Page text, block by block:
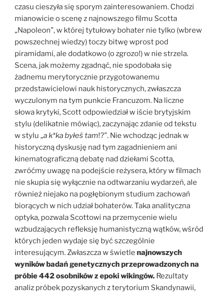
czasu cieszyła się sporym zainteresowaniem. Chodzi
mianowicie o scenę z najnowszego filmu Scotta
„Napoleon”, w której tytułowy bohater nie tylko (wbrew
powszechnej wiedzy) toczy bitwę wprost pod
piramidami, ale dodatkowo (o zgrozo!) w nie strzela.
Scena, jak możemy zgadnąć, nie spodobała się
żadnemu merytorycznie przygotowanemu
przedstawicielowi nauk historycznych, zwłaszcza
wyczulonym na tym punkcie Francuzom. Na liczne
słowa krytyki, Scott odpowiedział w iście brytyjskim
stylu (delikatnie mówiąc), zaczynając zdanie od tekstu
w stylu „a k*ka byłeś tam!?”. Nie wchodząc jednak w
historyczną dyskusję nad tym zagadnieniem ani
kinematograficzną debatę nad dziełami Scotta,
zwróćmy uwagę na podejście reżysera, który w filmach
nie skupia się wyłącznie na odtwarzaniu wydarzeń, ale
również niejako na pogłębionym studium zachowań
biorących w nich udział bohaterów. Taka analityczna
optyka, pozwala Scottowi na przemycenie wielu
wzbudzających refleksję humanistyczną wątków, wśród
których jeden wydaje się być szczególnie
interesującym. Zwłaszcza w świetle najnowszych
wyników badań genetycznych przeprowadzonych na
próbie 442 osobników z epoki wikingów. Rezultaty
analiz próbek pozyskanych z terytorium Skandynawii,